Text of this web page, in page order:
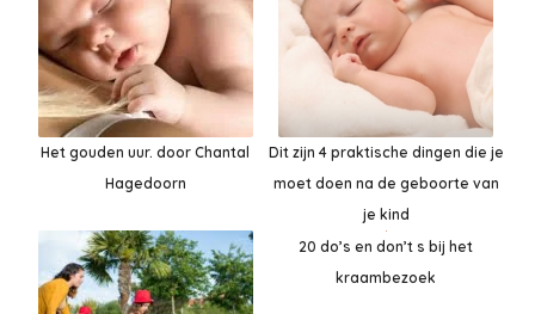
Het gouden uur. door Chantal
Hagedoorn
Dit zijn 4 praktische dingen die je
moet doen na de geboorte van
je kind
20 do’s en don’t s bij het
kraambezoek